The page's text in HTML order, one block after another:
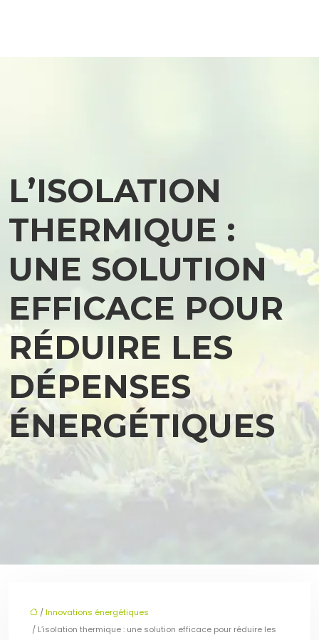
L’ISOLATION
THERMIQUE :
UNE SOLUTION
EFFICACE POUR
RÉDUIRE LES
DÉPENSES
ÉNERGÉTIQUES
/Innovations énergétiques
/ L’isolation thermique : une solution efficace pour réduire les